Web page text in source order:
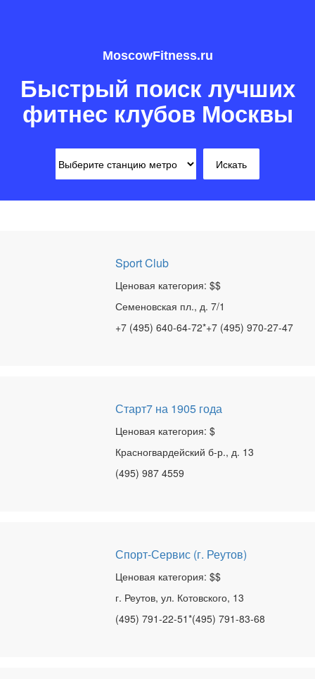
MoscowFitness.ru
Быстрый поиск лучших
фитнес клубов Москвы
Sport Club
Ценовая категория: $$
Семеновская пл., д. 7/1
+7 (495) 640-64-72*+7 (495) 970-27-47
Старт7 на 1905 года
Ценовая категория: $
Красногвардейский б-р., д. 13
(495) 987 4559
Спорт-Сервис (г. Реутов)
Ценовая категория: $$
г. Реутов, ул. Котовского, 13
(495) 791-22-51*(495) 791-83-68